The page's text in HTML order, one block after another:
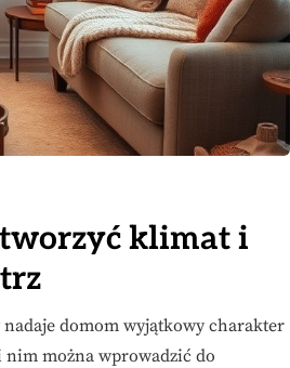
tworzyć klimat i
domom wyjątkowy charakter
można wprowadzić do